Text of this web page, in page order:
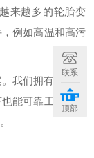
来越多的轮胎变
例如高温和高污
我们拥有广泛的
能可靠工作。此
联系
顶部